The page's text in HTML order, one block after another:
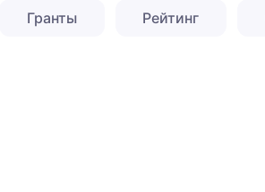
Гранты Рейтинг